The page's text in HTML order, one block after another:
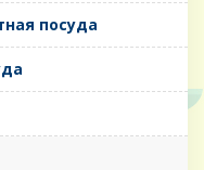
посуда